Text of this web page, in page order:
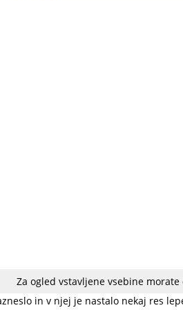
Za ogled vstavljene vsebine morate
lubenico je vlil tekoč aluminij, ker je
in v njej je nastalo nekaj res